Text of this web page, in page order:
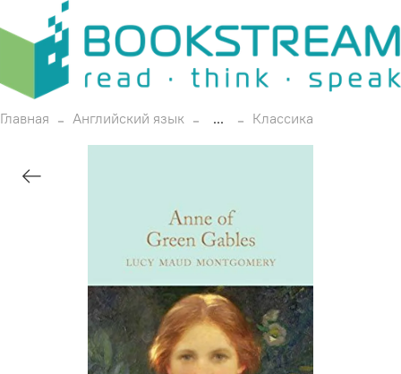
Главная Английский язык ... Классика